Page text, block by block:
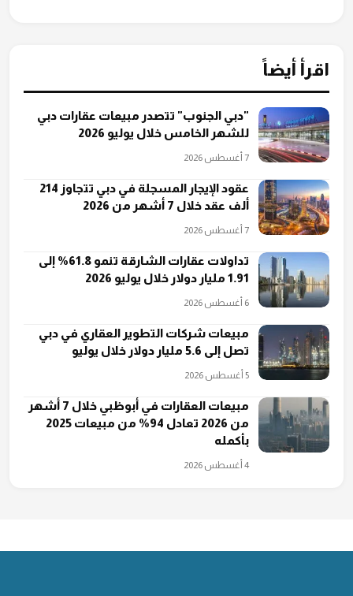
اقرأ أيضاً
"دبي الجنوب" تتصدر مبيعات عقارات دبي
للشهر الخامس خلال يوليو 2026
7 أغسطس 2026
عقود الإيجار المسجلة في دبي تتجاوز 214
ألف عقد خلال 7 أشهر من 2026
7 أغسطس 2026
تداولات عقارات الشارقة تنمو 61.8% إلى
1.91 مليار دولار خلال يوليو 2026
6 أغسطس 2026
مبيعات شركات التطوير العقاري في دبي
تصل إلى 5.6 مليار دولار خلال يوليو
5 أغسطس 2026
مبيعات العقارات في أبوظبي خلال 7 أشهر
من 2026 تعادل 94% من مبيعات 2025
بأكمله
4 أغسطس 2026